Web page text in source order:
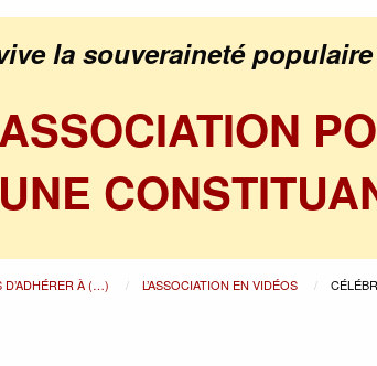
la souveraineté
ASSOCIATION
UNE
D’ADHÉRER À (…) L’ASSOCIATION EN VIDÉOS